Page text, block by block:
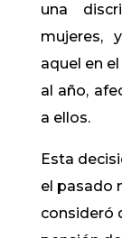
una
mujeres,
aquel en
al año,
a ellos.
Esta
el pasado
consideró